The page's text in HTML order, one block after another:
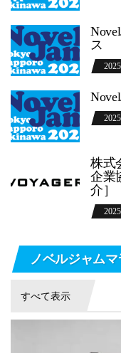
ス
株式
企業
介］
ノベルジャム
すべて表示